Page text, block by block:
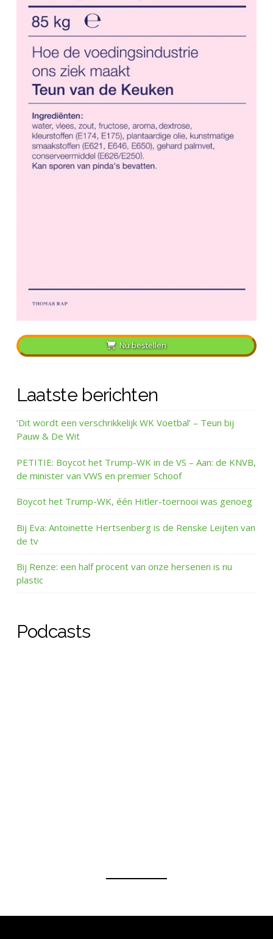
Nu bestellen
Laatste berichten
‘Dit wordt een verschrikkelijk WK Voetbal’ – Teun bij
Pauw & De Wit
PETITIE: Boycot het Trump-WK in de VS – Aan: de KNVB,
de minister van VWS en premier Schoof
Boycot het Trump-WK, één Hitler-toernooi was genoeg
Bij Eva: Antoinette Hertsenberg is de Renske Leijten van
de tv
Bij Renze: een half procent van onze hersenen is nu
plastic
Podcasts